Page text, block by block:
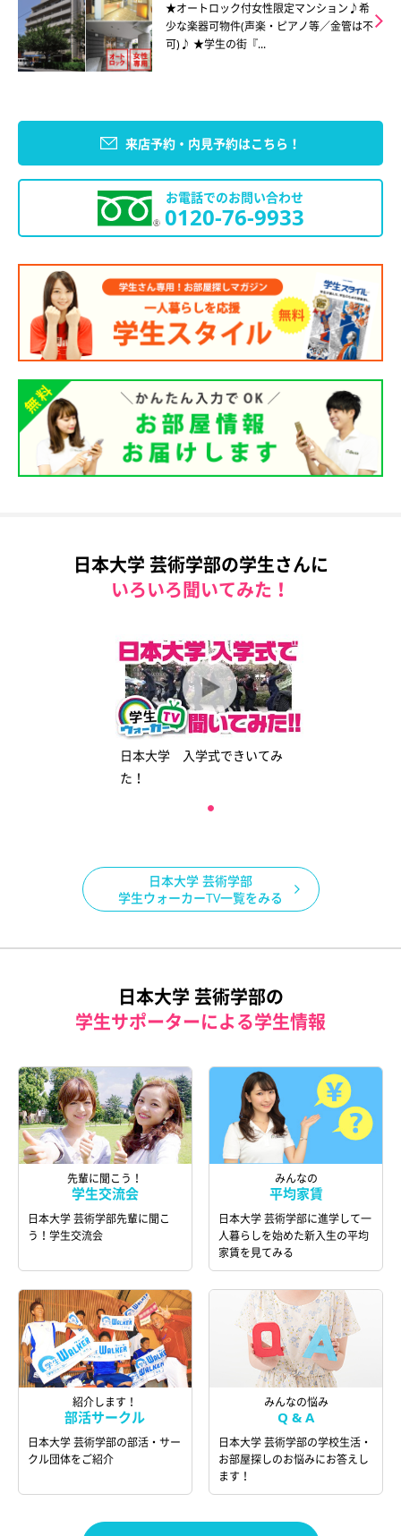
★オートロック付女性限定マンション♪希
少な楽器可物件(声楽・ピアノ等／金管は不
可)♪ ★学生の街『...
来店予約・内見予約はこちら！
お電話でのお問い合わせ
0120-76-9933
日本大学 芸術学部の学生さんに
いろいろ聞いてみた！
日本大学 入学式できいてみ
た！
日本大学 芸術学部
学生ウォーカーTV一覧をみる
日本大学 芸術学部の
学生サポーターによる学生情報
先輩に聞こう！
学生交流会
日本大学 芸術学部先輩に聞こ
う！学生交流会
みんなの
平均家賃
日本大学 芸術学部に進学して一
人暮らしを始めた新入生の平均
家賃を見てみる
紹介します！
部活サークル
日本大学 芸術学部の部活・サー
クル団体をご紹介
みんなの悩み
Q & A
日本大学 芸術学部の学校生活・
お部屋探しのお悩みにお答えし
ます！